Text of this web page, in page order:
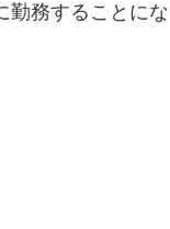
勤務することにな